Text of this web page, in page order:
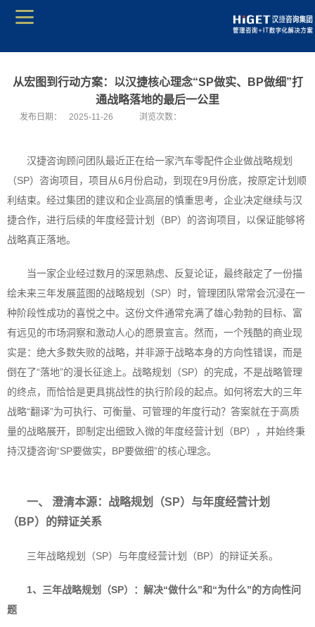
从宏图到行动方案：以汉捷核心理念“SP做实、BP做细”打
通战略落地的最后一公里
发布日期： 2025-11-26 浏览次数：
汉捷咨询顾问团队最近正在给一家汽车零配件企业做战略规划
（SP）咨询项目，项目从6月份启动，到现在9月份底，按原定计划顺
利结束。经过集团的建议和企业高层的慎重思考，企业决定继续与汉
捷合作，进行后续的年度经营计划（BP）的咨询项目，以保证能够将
战略真正落地。
当一家企业经过数月的深思熟虑、反复论证，最终敲定了一份描
绘未来三年发展蓝图的战略规划（SP）时，管理团队常常会沉浸在一
种阶段性成功的喜悦之中。这份文件通常充满了雄心勃勃的目标、富
有远见的市场洞察和激动人心的愿景宣言。然而，一个残酷的商业现
实是：绝大多数失败的战略，并非源于战略本身的方向性错误，而是
倒在了“落地”的漫长征途上。战略规划（SP）的完成，不是战略管理
的终点，而恰恰是更具挑战性的执行阶段的起点。如何将宏大的三年
战略“翻译”为可执行、可衡量、可管理的年度行动？答案就在于高质
量的战略展开，即制定出细致入微的年度经营计划（BP），并始终秉
持汉捷咨询“SP要做实，BP要做细”的核心理念。
一、 澄清本源： 战略规划（SP）与年度经营计划
（BP）的辩证关系
三年战略规划（SP）与年度经营计划（BP）的辩证关系。
1、三年战略规划（SP）： 解决“做什么”和“为什么”的方向性问
题